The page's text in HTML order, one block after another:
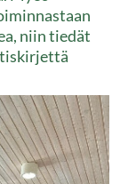
niin tiedät